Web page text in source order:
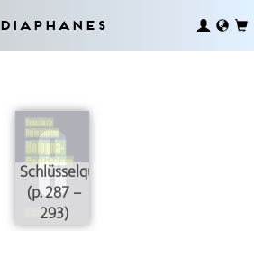
Diaphanes
Schlüsselqualifikationen
(p. 287 –
293)